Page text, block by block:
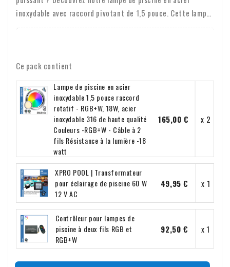
inoxydable avec raccord pivotant de 1,5 pouce. Cette lampe
est fabriquée en acier inoxydable 316 V4A de haute qualité,
200 x 33 mm, cette lampe est discrète et élégante,
parfaite pour toute piscine moderne. La lampe est
disponible en couleurs simples et RGB+W et a une puissance
de 18 W, idéale pour un éclairage clair et atmosphérique. De
plus, la lampe est facile à installer, ce qui vous permet de
profiter rapidement de votre piscine éclairée.
Ce pack contient
Lampe de piscine en acier
inoxydable 1,5 pouce raccord
rotatif - RGB+W, 18W, acier
inoxydable 316 de haute qualité
Couleurs -RGB+W - Câble à 2
fils Résistance à la lumière -18
watt
165,00 € x 2
XPRO POOL | Transformateur
pour éclairage de piscine 60 W
12 V AC
49,95 € x 1
Contrôleur pour lampes de
piscine à deux fils RGB et
RGB+W
92,50 € x 1